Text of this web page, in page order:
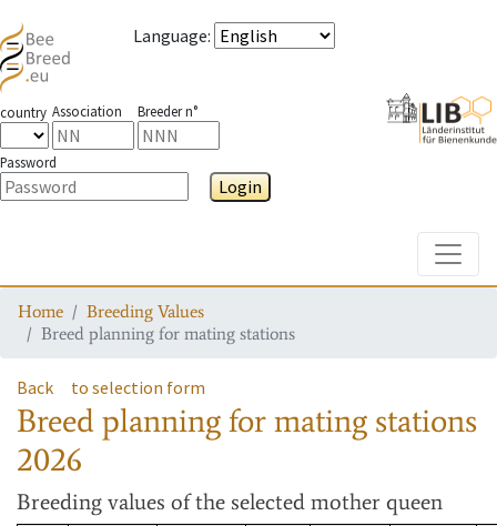
Language:
country Association Breeder n°
Password
Login
Home
Breeding Values
Breed planning for mating stations
Back to selection form
Breed planning for mating stations
2026
Breeding values of the selected mother queen